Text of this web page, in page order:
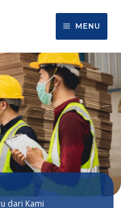
MENU
dari Kami